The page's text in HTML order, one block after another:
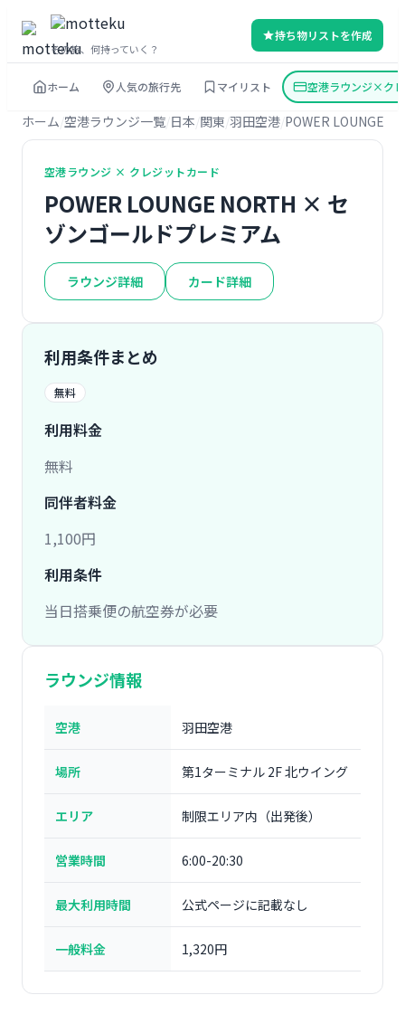
その旅、何持っていく？
持ち物リストを作成
ホーム 人気の旅行先 マイリスト 空港ラウンジ×ク
ホーム 空港ラウンジ一覧 日本 関東 羽田空港 POWER LOUNGE
空港ラウンジ × クレジットカード
POWER LOUNGE NORTH × セ
ゾンゴールドプレミアム
ラウンジ詳細 カード詳細
利用条件まとめ
無料
利用料金
無料
同伴者料金
1,100円
利用条件
当日搭乗便の航空券が必要
ラウンジ情報
空港 羽田空港
場所 第1ターミナル 2F 北ウイング
エリア 制限エリア内（出発後）
営業時間 6:00-20:30
最大利用時間 公式ページに記載なし
一般料金 1,320円